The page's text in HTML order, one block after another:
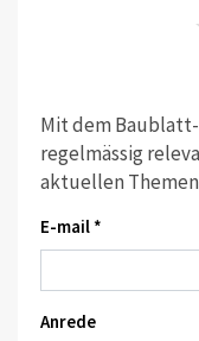
Mit dem
regelmässig
aktuellen
E-mail *
Anrede